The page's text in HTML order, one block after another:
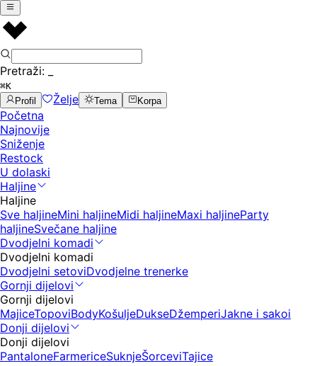
Pretraži:
⌘K
Profil
Želje Tema Korpa
Početna
Najnovije
Sniženje
Restock
U dolaski
Haljine
Haljine
Sve haljineMini haljineMidi haljineMaxi haljineParty
haljineSvečane haljine
Dvodjelni komadi
Dvodjelni komadi
Dvodjelni setoviDvodjelne trenerke
Gornji dijelovi
Gornji dijelovi
MajiceTopoviBodyKošuljeDukseDžemperiJakne i sakoi
Donji dijelovi
Donji dijelovi
PantaloneFarmericeSuknjeŠorceviTajice